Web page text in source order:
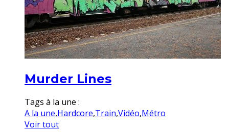
Murder Lines
Tags à la une :
A la une,Hardcore,Train,Vidéo,Métro
Voir tout